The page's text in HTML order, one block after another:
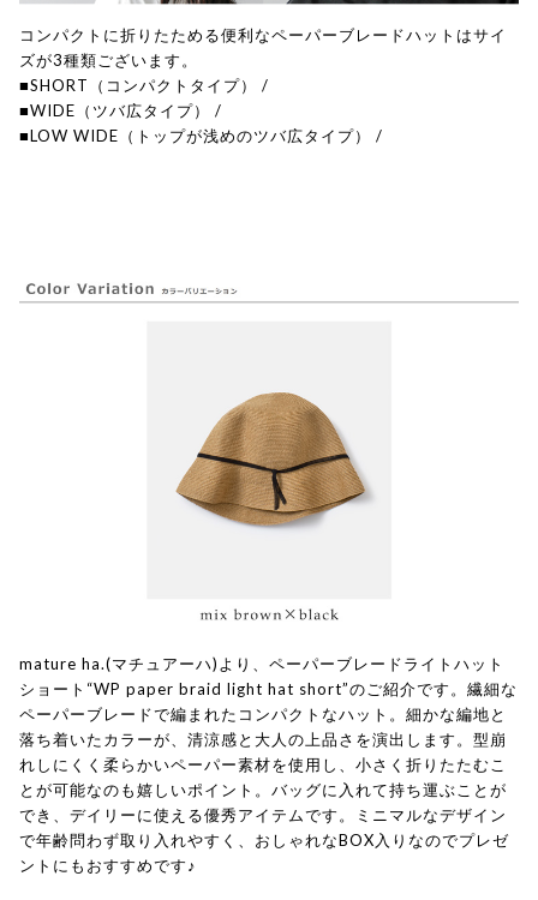
コンパクトに折りたためる便利なペーパーブレードハットはサイ
ズが3種類ございます。
■SHORT（コンパクトタイプ）
/
■WIDE（ツバ広タイプ）
/
■LOW WIDE（トップが浅めのツバ広タイプ）
/
mature ha.(マチュアーハ)より、ペーパーブレードライトハット
ショート“WP paper braid light hat short”のご紹介です。繊細な
ペーパーブレードで編まれたコンパクトなハット。細かな編地と
落ち着いたカラーが、清涼感と大人の上品さを演出します。型崩
れしにくく柔らかいペーパー素材を使用し、小さく折りたたむこ
とが可能なのも嬉しいポイント。バッグに入れて持ち運ぶことが
でき、デイリーに使える優秀アイテムです。ミニマルなデザイン
で年齢問わず取り入れやすく、おしゃれなBOX入りなのでプレゼ
ントにもおすすめです♪